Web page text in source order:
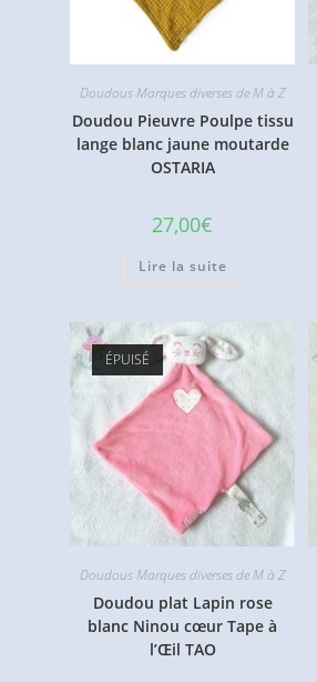
Doudous Marques diverses de M à Z
Doudou Pieuvre Poulpe tissu
lange blanc jaune moutarde
OSTARIA
27,00€
Lire la suite
ÉPUISÉ
Doudous Marques diverses de M à Z
Doudou plat Lapin rose
blanc Ninou cœur Tape à
l’Œil TAO